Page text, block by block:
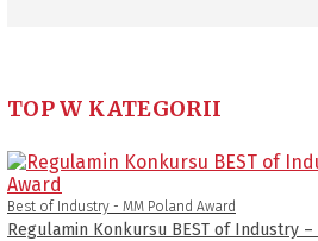
TOP W KATEGORII
Best of Industry - MM Poland Award